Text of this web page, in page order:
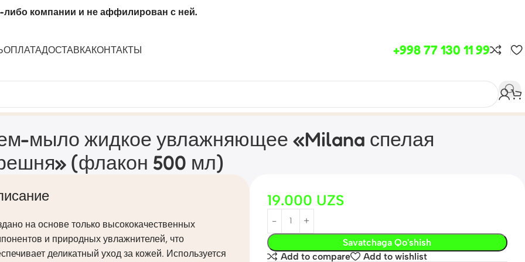
компании и не аффилирован с ней.
ОПЛАТАДОСТАВКАКОНТАКТЫ +998 77 130 11 99
черешня» (флакон 500 мл)
мыло жидкое увлажняющее «Milana спелая
(флакон 500 мл)
на основе только высококачественных
и природных увлажнителей, что
деликатный уход за кожей. Используется
19.000 UZS
Savatchaga Qo'shish
Add to compare
Add to wishlist